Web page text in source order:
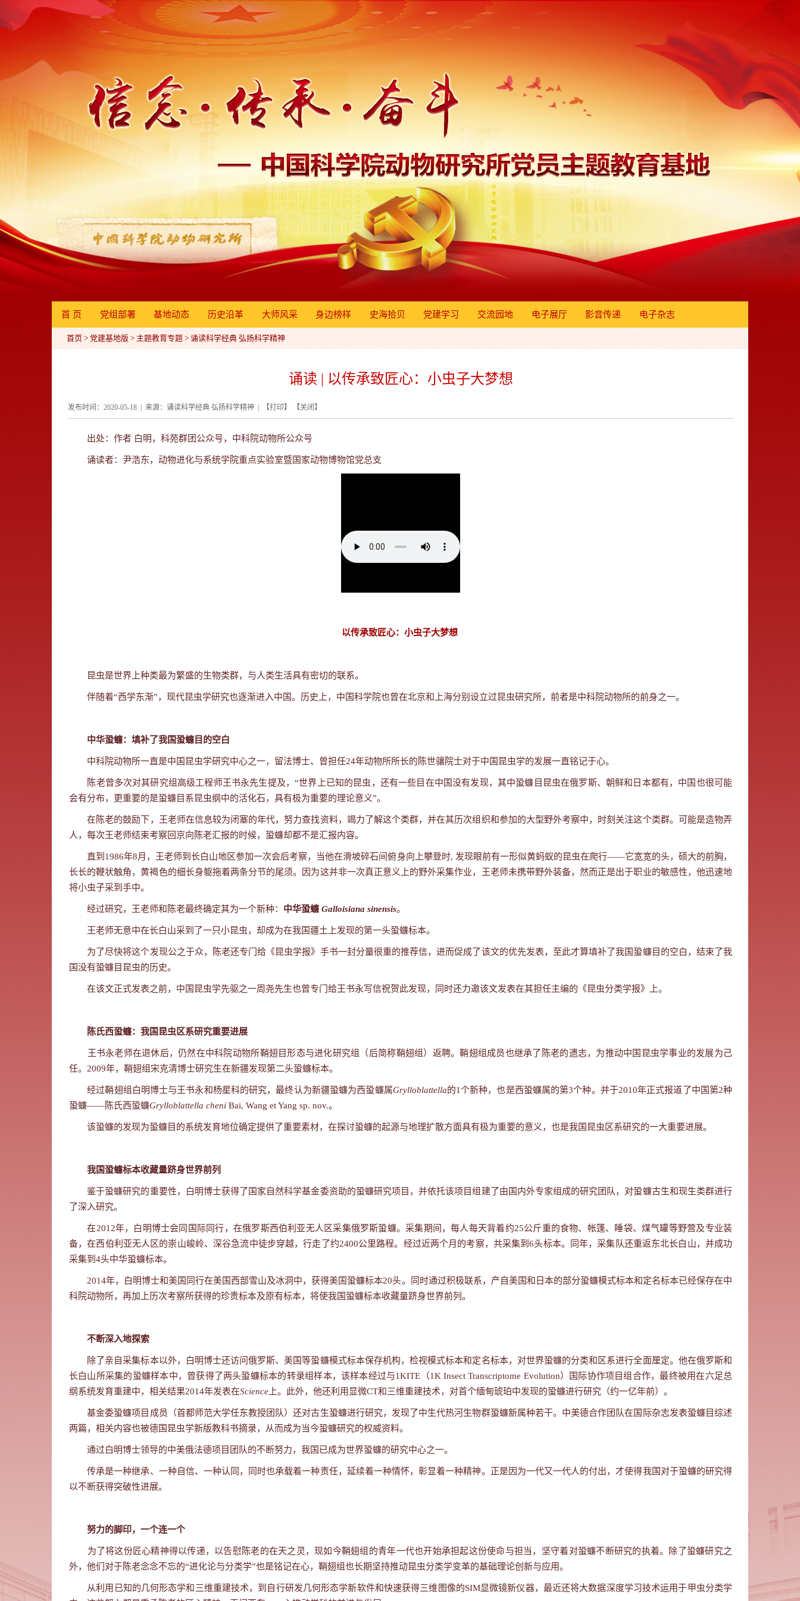
首 页 党组部署 基地动态 历史沿革 大师风采 身边榜样 史海拾贝 党建学习 交流园地 电子展厅 影音传递 电子杂志
首页 > 党建基地版 > 主题教育专题 > 诵读科学经典 弘扬科学精神
诵读 | 以传承致匠心：小虫子大梦想
发布时间：2020-05-18 | 来源：诵读科学经典 弘扬科学精神 | 【打印】 【关闭 】
出处：作者 白明，科苑群团公众号，中科院动物所公众号
诵读者：尹浩东，动物进化与系统学院重点实验室暨国家动物博物馆党总支
以传承致匠心：小虫子大梦想
昆虫是世界上种类最为繁盛的生物类群，与人类生活具有密切的联系。
伴随着“西学东渐”，现代昆虫学研究也逐渐进入中国。历史上，中国科学院也曾在北京和上海分别设立过昆虫研究所，前者是中科院动物所的前身之一。
中华蛩蠊：填补了我国蛩蠊目的空白
中科院动物所一直是中国昆虫学研究中心之一，留法博士、曾担任24年动物所所长的陈世骧院士对于中国昆虫学的发展一直铭记于心。
陈老曾多次对其研究组高级工程师王书永先生提及，“世界上已知的昆虫，还有一些目在中国没有发现，其中蛩蠊目昆虫在俄罗斯、朝鲜和日本都有，中国也很可能
会有分布，更重要的是蛩蠊目系昆虫纲中的活化石，具有极为重要的理论意义”。
在陈老的鼓励下，王老师在信息较为闭塞的年代，努力查找资料，竭力了解这个类群，并在其历次组织和参加的大型野外考察中，时刻关注这个类群。可能是造物弄
人，每次王老师结束考察回京向陈老汇报的时候，蛩蠊却都不是汇报内容。
直到 1986年8月，王老师到长白山地区参加一次会后考察，当他在滑坡碎石间俯身向上攀登时, 发现眼前有一形似黄蚂蚁的昆虫在爬行——它宽宽的头，硕大的前胸，
长长的鞭状触角，黄褐色的细长身躯拖着两条分节的尾须。因为这并非一次真正意义上的野外采集作业，王老师未携带野外装备，然而正是出于职业的敏感性，他迅速地
将小虫子采到手中。
经过研究，王老师和陈老最终确定其为一个新种： 中华蛩蠊 Galloisiana sinensis。
王老师无意中在长白山采到了一只小昆虫，却成为在我国疆土上发现的第一头蛩蠊标本。
为了尽快将这个发现公之于众，陈老还专门给《昆虫学报》手书一封分量很重的推荐信，进而促成了该文的优先发表，至此才算填补了我国蛩蠊目的空白，结束了我
国没有蛩蠊目昆虫的历史。
在该文正式发表之前，中国昆虫学先驱之一周尧先生也曾专门给王书永写信祝贺此发现，同时还力邀该文发表在其担任主编的《昆虫分类学报》上。
陈氏西蛩蠊：我国昆虫区系研究重要进展
王书永老师在退休后，仍然在中科院动物所鞘翅目形态与进化研究组（后简称鞘翅组）返聘。鞘翅组成员也继承了陈老的遗志，为推动中国昆虫学事业的发展为己
任。 2009年，鞘翅组宋克清博士研究生在新疆发现第二头蛩蠊标本。
经过鞘翅组白明博士与王书永和杨星科的研究，最终认为新疆蛩蠊为西蛩蠊属Grylloblattella的1个新种，也是西蛩蠊属的第3个种。并于2010年正式报道了中国第2种
蛩蠊——陈氏西蛩蠊Grylloblattella cheni Bai, Wang et Yang sp. nov.。
该蛩蠊的发现为蛩蠊目的系统发育地位确定提供了重要素材，在探讨蛩蠊的起源与地理扩散方面具有极为重要的意义，也是我国昆虫区系研究的一大重要进展。
我国蛩蠊标本收藏量跻身世界前列
鉴于蛩蠊研究的重要性，白明博士获得了国家自然科学基金委资助的蛩蠊研究项目，并依托该项目组建了由国内外专家组成的研究团队，对蛩蠊古生和现生类群进行
了深入研究。
在2012年，白明博士会同国际同行，在俄罗斯西伯利亚无人区采集俄罗斯蛩蠊。采集期间，每人每天背着约25公斤重的食物、帐篷、睡袋、煤气罐等野营及专业装
备，在西伯利亚无人区的崇山峻岭、深谷急流中徒步穿越，行走了约2400公里路程。经过近两个月的考察，共采集到6头标本。同年，采集队还重返东北长白山，并成功
采集到 4头中华蛩蠊标本。
2014年，白明博士和美国同行在美国西部雪山及冰洞中，获得美国蛩蠊标本20头。同时通过积极联系，产自美国和日本的部分蛩蠊模式标本和定名标本已经保存在中
科院动物所，再加上历次考察所获得的珍贵标本及原有标本，将使我国蛩蠊标本收藏量跻身世界前列。
不断深入地探索
除了亲自采集标本以外，白明博士还访问俄罗斯、美国等蛩蠊模式标本保存机构，检视模式标本和定名标本，对世界蛩蠊的分类和区系进行全面厘定。他在俄罗斯和
长白山所采集的蛩蠊样本中，曾获得了两头蛩蠊标本的转录组样本，该样本经过与1KITE （1K Insect Transcriptome Evolution）国际协作项目组合作，最终被用在六足总
纲系统发育重建中，相关结果2014年发表在Science 上。此外，他还利用显微CT和三维重建技术，对首个缅甸琥珀中发现的蛩蠊进行研究（约一亿年前）。
基金委蛩蠊项目成员（首都师范大学任东教授团队）还对古生蛩蠊进行研究，发现了中生代热河生物群蛩蠊新属种若干。中美德合作团队在国际杂志发表蛩蠊目综述
两篇，相关内容也被德国昆虫学新版教科书摘录，从而成为当今蛩蠊研究的权威资料。
通过白明博士领导的中美俄法德项目团队的不断努力，我国已成为世界蛩蠊的研究中心之一。
传承是一种继承、一种自信、一种认同，同时也承载着一种责任，延续着一种情怀，彰显着一种精神。正是因为一代又一代人的付出，才使得我国对于蛩蠊的研究得
以不断获得突破性进展。
努力的脚印，一个连一个
为了将这份匠心精神得以传递，以告慰陈老的在天之灵，现如今鞘翅组的青年一代也开始承担起这份使命与担当，坚守着对蛩蠊不断研究的执着。除了蛩蠊研究之
外，他们对于陈老念念不忘的“进化论与分类学”也是铭记在心，鞘翅组也长期坚持推动昆虫分类学变革的基础理论创新与应用。
从利用已知的几何形态学和三维重建技术，到自行研发几何形态学新软件和快速获得三维图像的SIM显微镜新仪器，最近还将大数据深度学习技术运用于甲虫分类学